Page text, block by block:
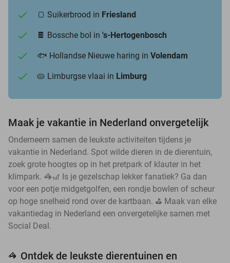
🍞 Suikerbrood in Friesland
🍫 Bossche bol in 's-Hertogenbosch
🐟 Hollandse Nieuwe haring in Volendam
🥧 Limburgse vlaai in Limburg
Maak je vakantie in Nederland onvergetelijk
Onderneem samen de leukste activiteiten tijdens je
vakantie in Nederland. Spot wilde dieren in de dierentuin,
zoek grote hoogtes op in het pretpark of klauter in het
klimpark. 🦓🎢 Is je gezelschap lekker fanatiek? Ga dan
voor een potje midgetgolfen, een rondje bowlen of scheur
op hoge snelheid rond over de kartbaan. ⛳ Maak van elke
vakantiedag in Nederland een onvergetelijke samen met
Social Deal.
🦓 Ontdek de leukste dierentuinen en